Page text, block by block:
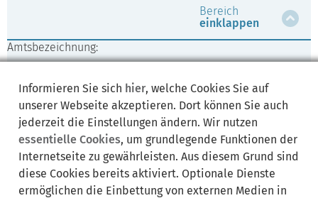
Bereich
einklappen
Amtsbezeichnung:
arbeitet für:
Verkehrswesen
Gemeinde Krailling
Tel +49 89 85706 -116
Fax +49 89 8576656
Informieren Sie sich hier, welche Cookies Sie auf
unserer Webseite akzeptieren. Dort können Sie auch
jederzeit die Einstellungen ändern. Wir nutzen
essentielle Cookies, um grundlegende Funktionen der
Internetseite zu gewährleisten. Aus diesem Grund sind
diese Cookies bereits aktiviert. Optionale Dienste
ermöglichen die Einbettung von externen Medien in